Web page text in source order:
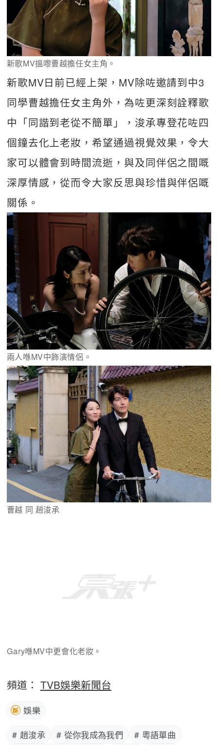
新歌MV搵嚟曹越擔任女主角。
新歌MV日前已經上架，MV除咗邀請到中3
同學曹越擔任女主角外，為咗更深刻詮釋歌
中「同諧到老從不簡單」，浚承專登花咗四
個鐘去化上老妝，希望通過視覺效果，令大
家可以體會到時間流逝，與及同伴侶之間嘅
深厚情感，從而令大家反思與珍惜與伴侶嘅
關係。
兩人喺MV中飾演情侶。
曹越 同 趙浚承
Gary喺MV中更會化老妝。
頻道： TVB娛樂新聞台
娛樂
# 趙浚承 # 從你我成為我們
# 粵語單曲